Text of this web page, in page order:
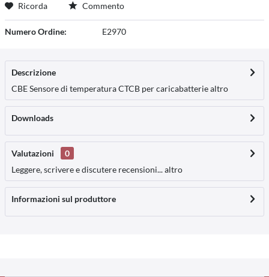
Ricorda Commento
Numero Ordine: E2970
Descrizione
CBE Sensore di temperatura CTCB per caricabatteriealtro
Downloads
Valutazioni
0
Leggere, scrivere e discutere recensioni...altro
Informazioni sul produttore